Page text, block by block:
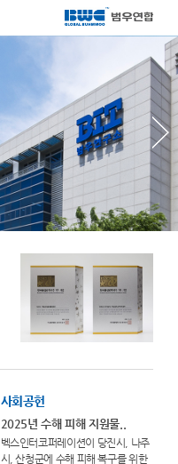
사회공헌
2025년 수해 피해 지원물..
벡스인터코퍼레이션이 당진시, 나주
시, 산청군에 수해 피해 복구를 위한